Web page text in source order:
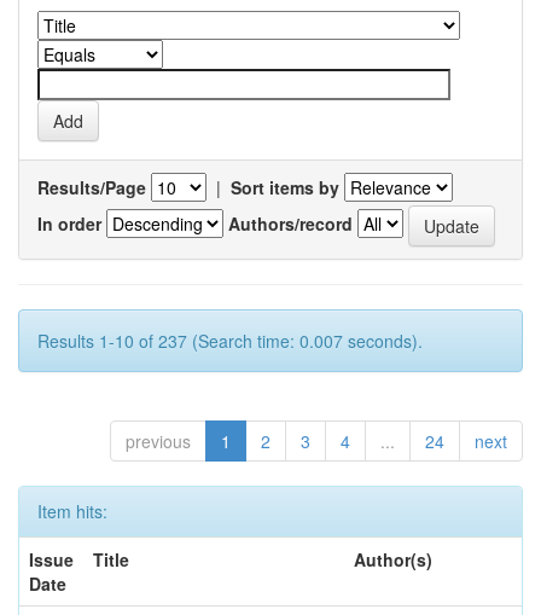
Results/Page | Sort items by
In order
Authors/record
Results 1-10 of 237 (Search time: 0.007 seconds).
previous 1 2 3 4 ... 24 next
Item hits:
Issue
Date
Title Author(s)